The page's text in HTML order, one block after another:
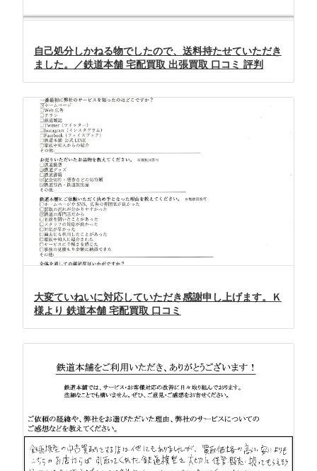
自己処分しかねる物でしたので、送料持たせていただき
ました。／鉄道本舗 宅配買取 出張買取 口コミ 評判
大変ていねいに対応していただき感謝申し上げます。Ｋ
様より 鉄道本舗 宅配買取 口コミ